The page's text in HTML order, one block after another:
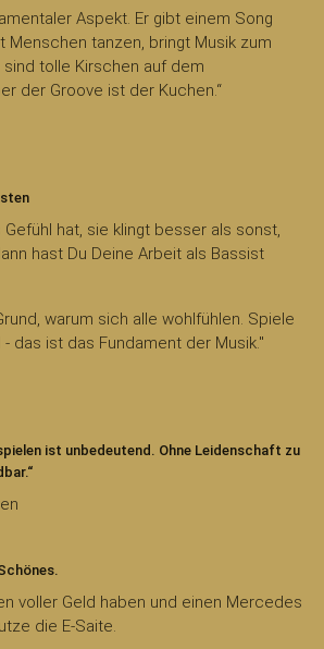
Aspekt. Er gibt einem Song
Menschen tanzen, bringt Musik zum
sind tolle Kirschen auf dem
der Groove ist der Kuchen.“
Gefühl hat, sie klingt besser als sonst,
hast Du Deine Arbeit als Bassist
warum sich alle wohlfühlen. Spiele
das ist das Fundament der Musik."
ist unbedeutend. Ohne Leidenschaft zu
voller Geld haben und einen Mercedes
die E-Saite.